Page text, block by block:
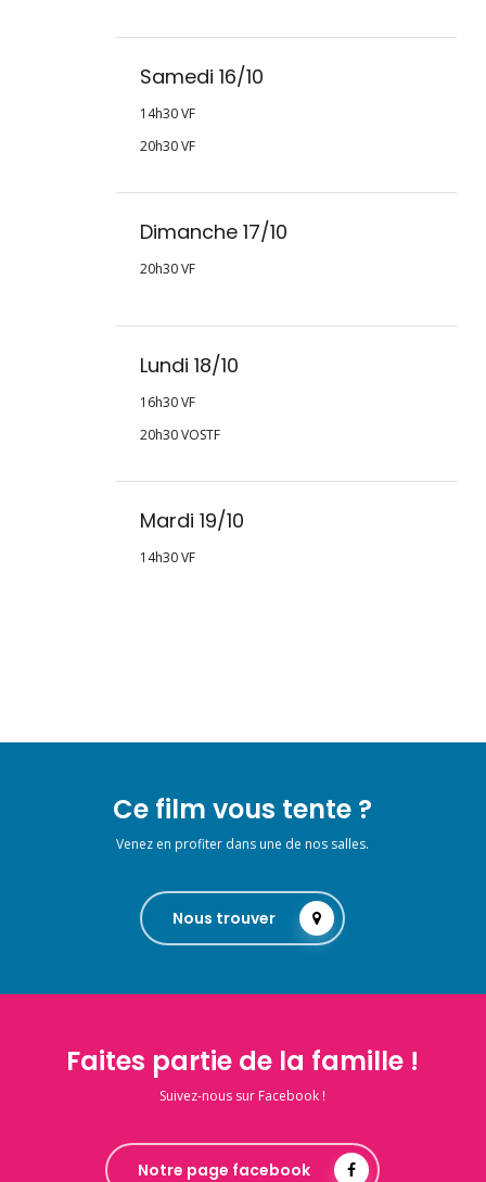
Samedi 16/10
14h30 VF
20h30 VF
Dimanche 17/10
20h30 VF
Lundi 18/10
16h30 VF
20h30 VOSTF
Mardi 19/10
14h30 VF
Ce film vous tente ?
Venez en profiter dans une de nos salles.
Nous trouver
Faites partie de la famille !
Suivez-nous sur Facebook !
Notre page facebook